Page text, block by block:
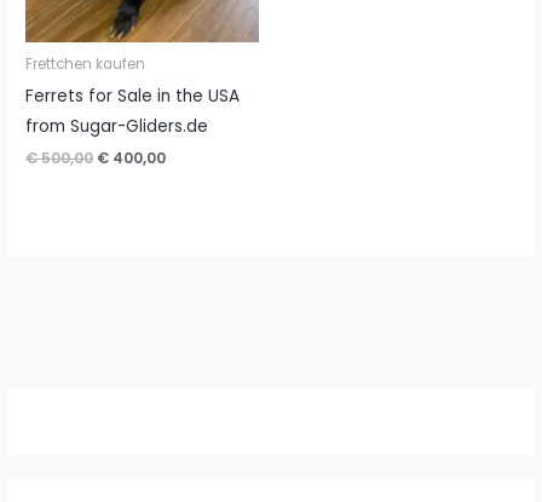
Frettchen kaufen
Ferrets for Sale in the USA
from Sugar-Gliders.de
€500,00 Ursprünglicher
€ 400,00Aktueller